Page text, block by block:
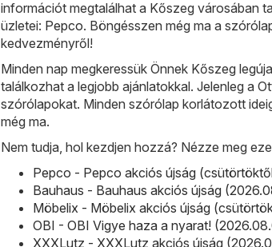
információt megtalálhat a Kőszeg városában
üzletei: Pepco. Böngésszen még ma a
kedvezményről!
Minden nap megkeressük Önnek Kőszeg
találkozhat a legjobb ajánlatokkal. Jelenleg a
szórólapokat. Minden szórólap korlátozott
még ma.
Nem tudja, hol kezdjen hozzá? Nézze meg
Pepco - Pepco akciós újság
Bauhaus - Bauhaus akciós újság
Möbelix - Möbelix akciós újság
OBI - OBI Vigye haza a nyarat!
XXXLutz - XXXLutz akciós újság